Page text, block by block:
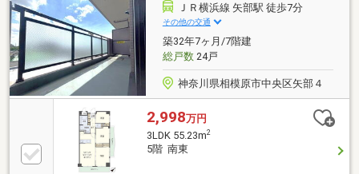
ＪＲ横浜線 矢部駅 徒歩7分
その他の交通
築32年7ヶ月/7階建
総戸数24戸
神奈川県相模原市中央区矢部４
2,998万円
3LDK 55.23m2
5階 南東